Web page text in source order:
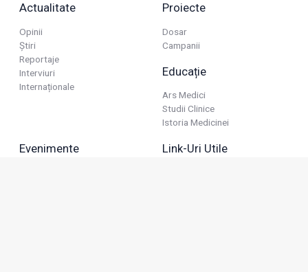
Actualitate
Opinii
Știri
Reportaje
Interviuri
Internaționale
Proiecte
Dosar
Campanii
Educație
Ars Medici
Studii Clinice
Istoria Medicinei
Evenimente Link-Uri Utile